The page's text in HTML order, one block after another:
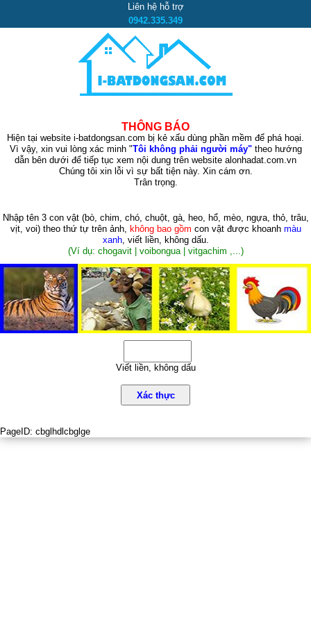
Liên hệ hỗ trợ
0942.335.349
THÔNG BÁO
Hiện tại website i-batdongsan.com bị kẻ xấu dùng phần mềm để phá hoại.
Vì vậy, xin vui lòng xác minh "Tôi không phải người máy"theo hướng
dẫn bên dưới để tiếp tục xem nội dung trên website alonhadat.com.vn
Chúng tôi xin lỗi vì sự bất tiện này. Xin cám ơn.
Trân trọng.
Nhập tên 3 con vật (bò, chim, chó, chuột, gà, heo, hổ, mèo, ngựa, thỏ, trâu,
vịt, voi)theo thứ tự trên ảnh, không bao gồm con vật được khoanh màu
xanh, viết liền, không dấu.
(Ví dụ: chogavit | voibongua | vitgachim ,...)
Viết liền, không dấu
Xác thực
PageID: cbglhdlcbglge